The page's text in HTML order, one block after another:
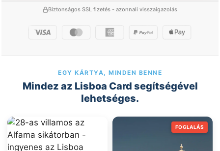
Biztonságos SSL fizetés - azonnali visszaigazolás
EGY KÁRTYA, MINDEN BENNE
Mindez az Lisboa Card segítségével
lehetséges.
FOGLALÁS